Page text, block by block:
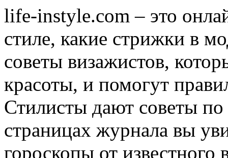
life-instyle.com – это
стиле, какие стрижки в
советы визажистов,
красоты, и помогут
Стилисты дают советы
страницах журнала вы
гороскопы от известного